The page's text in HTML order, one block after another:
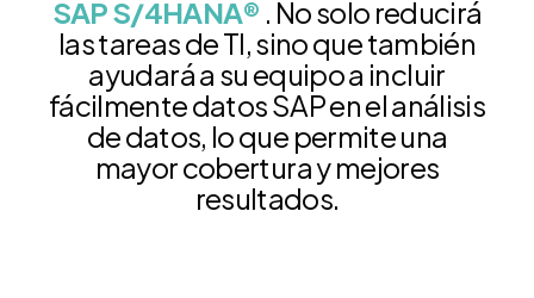
SAP S/4HANA® . No solo reducirá
las tareas de TI, sino que también
ayudará a su equipo a incluir
fácilmente datos SAP en el análisis
de datos, lo que permite una
mayor cobertura y mejores
resultados.